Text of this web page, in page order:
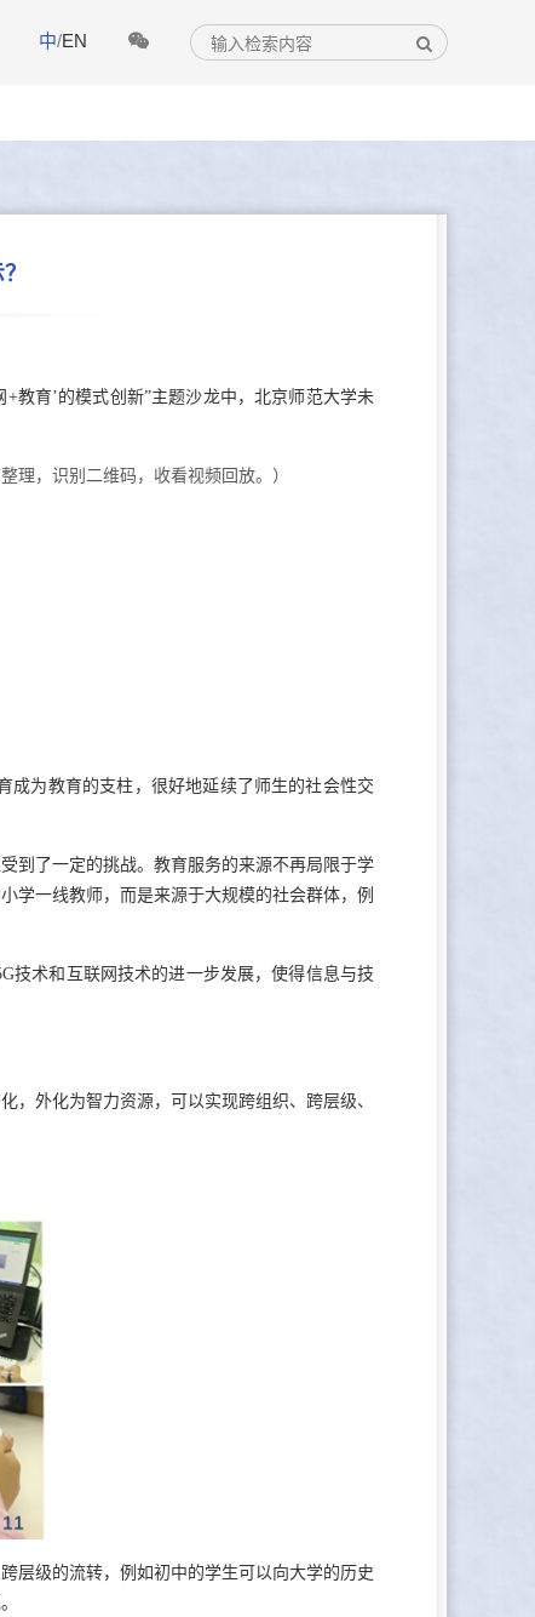
中/EN
教育’的模式创新”主题沙龙中，北京师范大学未
理，识别二维码，收看视频回放。）
为教育的支柱，很好地延续了师生的社会性交
了一定的挑战。教育服务的来源不再局限于学
学一线教师，而是来源于大规模的社会群体，例
术和互联网技术的进一步发展，使得信息与技
外化为智力资源，可以实现跨组织、跨层级、
级的流转，例如初中的学生可以向大学的历史